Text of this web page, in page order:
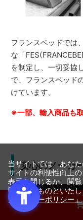
フランスベッドでは
な「
を制定し、一切妥協
で、フランスベッド
けています。
※一部、輸入商品も
安心のメーカ
当サイトでは、あな
サイトの利便性向上
表示を閉じるか、閲
同意するものといた
ライバシーポリシー」